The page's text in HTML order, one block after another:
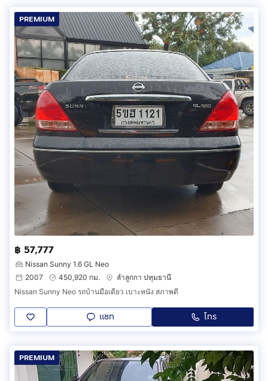
PREMIUM
฿ 57,777
Nissan Sunny 1.6 GL Neo
2007
450,920 กม.
ลำลูกกา ปทุมธานี
Nissan Sunny Neo รถบ้านมือเดียว เบาะหนัง สภาพดี
แชท โทร
PREMIUM